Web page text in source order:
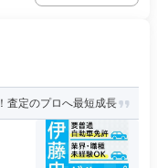
査定のプロへ最短成長